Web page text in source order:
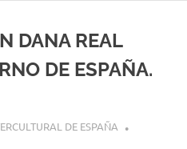
DANA REAL
DE ESPAÑA.
DE ESPAÑA